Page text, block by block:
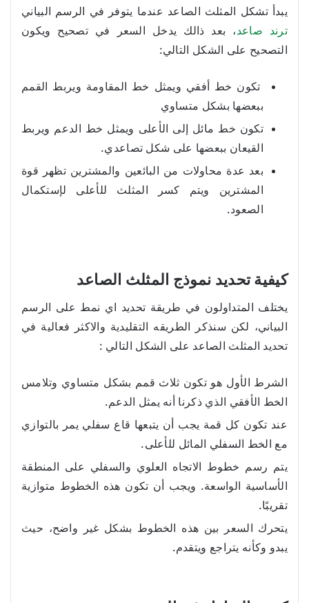
يبدأ تشكل المثلث الصاعد عندما يتوفر في الرسم البياني
ترند صاعد، بعد ذالك يدخل السعر في تصحيح ويكون
التصحيح على الشكل التالي:
تكون خط أفقي ويمثل خط المقاومة ويربط القمم
ببعضها بشكل متساوي
تكون خط مائل إلى الأعلى ويمثل خط الدعم ويربط
القيعان ببعضها على شكل تصاعدي.
بعد عدة محاولات من البائعين والمشترين تظهر قوة
المشترين ويتم كسر المثلث للأعلى لإستكمال
الصعود.
كيفية تحديد نموذج المثلث الصاعد
يختلف المتداولون في طريقة تحديد اي نمط على الرسم
البياني، لكن سنذكر الطريقه التقليدية والاكثر فعالية في
تحديد المثلث الصاعد على الشكل التالي :
الشرط الأول هو تكون ثلاث قمم بشكل متساوي وتلامس
الخط الأفقي الذي ذكرنا أنه يمثل الدعم.
عند تكون كل قمة يجب أن يتبعها قاع سفلي يمر بالتوازي
مع الخط السفلي المائل للأعلى.
يتم رسم خطوط الاتجاه العلوي والسفلي على المنطقة
الأساسية الواسعة. ويجب أن تكون هذه الخطوط متوازية
تقريبًا.
يتحرك السعر بين هذه الخطوط بشكل غير واضح، حيث
يبدو وكأنه يتراجع ويتقدم.